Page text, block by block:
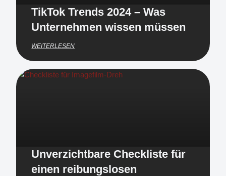
TikTok Trends 2024 – Was
Unternehmen wissen müssen
WEITERLESEN
Unverzichtbare Checkliste für
einen reibungslosen